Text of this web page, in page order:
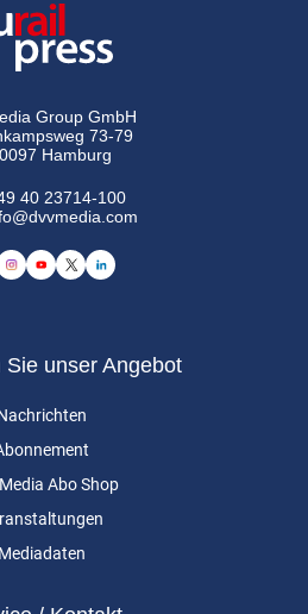
Group GmbH
73-79
Hamburg
40 23714-100
Sie unser Angebot
Abo Shop
Mediadaten